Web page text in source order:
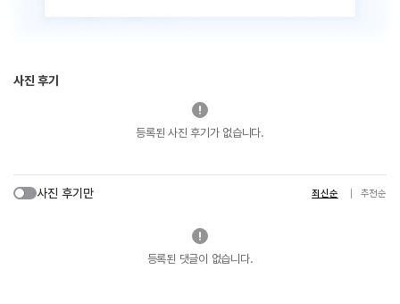
사진 후기
등록된 사진 후기가 없습니다.
사진 후기만 최신순 추천순
등록된 댓글이 없습니다.